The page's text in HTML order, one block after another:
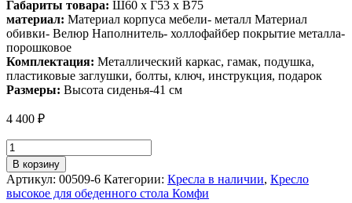
Габариты товара: Ш60 х Г53 х В75
материал: Материал корпуса мебели- металл Материал
обивки- Велюр Наполнитель- холлофайбер покрытие металла-
порошковое
Комплектация: Металлический каркас, гамак, подушка,
пластиковые заглушки, болты, ключ, инструкция, подарок
Размеры: Высота сиденья-41 см
4 400 ₽
Количество
товара
Кресло
для
В корзину
Артикул: 00509-6 Категории: Кресла в наличии, Кресло
высокое для обеденного стола Комфи